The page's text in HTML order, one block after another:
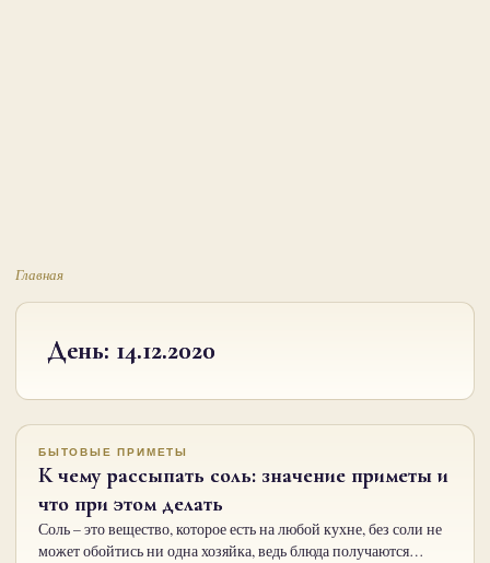
Главная
День: 14.12.2020
БЫТОВЫЕ ПРИМЕТЫ
К чему рассыпать соль: значение приметы и
что при этом делать
Соль – это вещество, которое есть на любой кухне, без соли не
может обойтись ни одна хозяйка, ведь блюда получаются…